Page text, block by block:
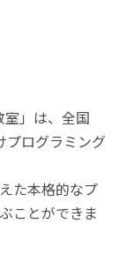
室」は、全国
プログラミング
た本格的なプ
ことができま